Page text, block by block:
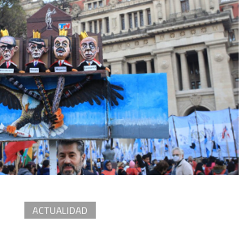
a
comedores
y
vuelven
a
marchar
hoy
ACTUALIDAD